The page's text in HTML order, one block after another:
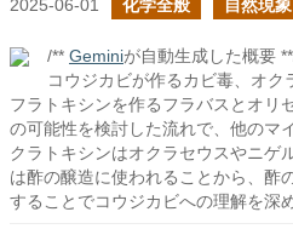
2025-06-01 化学全般 自然現象
/** Geminiが自動生成した概要
コウジカビが作るカビ毒、オ
フラトキシンを作るフラバスとオリ
の可能性を検討した流れで、他のマ
クラトキシンはオクラセウスやニゲ
は酢の醸造に使われることから、酢
することでコウジカビへの理解を深